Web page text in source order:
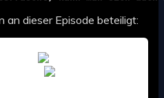
an dieser Episode beteiligt: